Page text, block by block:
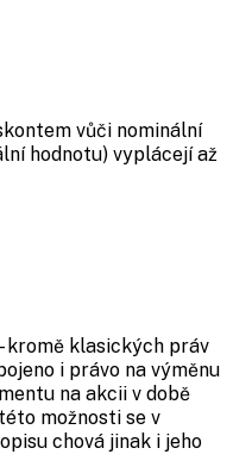
vůči nominální
hodnotu) vyplácejí až
kromě klasických práv
i právo na výměnu
na akcii v době
možnosti se v
chová jinak i jeho